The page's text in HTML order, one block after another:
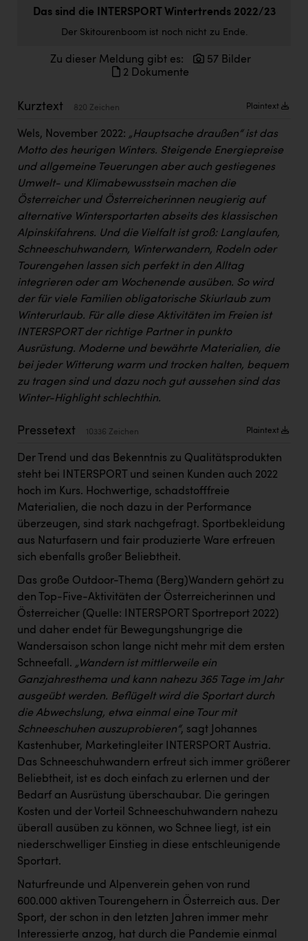
Doppler Gruppe
everfield
Fristads Austria
HIG Infomotion Group
IFE Austria GmbH
Immotech
INTERSPAR
INTERSPORT Austria
Jesolo
Jane Goodall Institute Austria
Kärcher
Karin Liedl
KEBA
KIWI Kinderwunsch Institut Dr. Loimer
Kremsmüller Anlagenbau GmbH
Maximarkt
Oldtimer Raststationen und Motorhotels
Österreichischer Kachelofenverband
Passage Linz
PÜSPÖK
REMAX
RE/MAX Welcome
Resch&Frisch
RUBBLE MASTER
Ruderclub Wels
SCRI - Salzburg Cancer Research Institute
SCHMACHTL GmbH
Schwingshandl - automation technology gmbh
Seher + Partner
Smurfit Westrock Nettingsdorf
TCL
Das sind die INTERSPORT Wintertrends 2022/23
Der Skitourenboom ist noch nicht zu Ende.
Zu dieser Meldung gibt es:
57 Bilder
2 Dokumente
Kurztext 820 Zeichen Plaintext
Wels, November 2022: „Hauptsache draußen“ ist das
Motto des heurigen Winters. Steigende Energiepreise
und allgemeine Teuerungen aber auch gestiegenes
Umwelt- und Klimabewusstsein machen die
Österreicher und Österreicherinnen neugierig auf
alternative Wintersportarten abseits des klassischen
Alpinskifahrens. Und die Vielfalt ist groß: Langlaufen,
Schneeschuhwandern, Winterwandern, Rodeln oder
Tourengehen lassen sich perfekt in den Alltag
integrieren oder am Wochenende ausüben. So wird
der für viele Familien obligatorische Skiurlaub zum
Winterurlaub. Für alle diese Aktivitäten im Freien ist
INTERSPORT der richtige Partner in punkto
Ausrüstung. Moderne und bewährte Materialien, die
bei jeder Witterung warm und trocken halten, bequem
zu tragen sind und dazu noch gut aussehen sind das
Winter-Highlight schlechthin.
Pressetext 10336 Zeichen Plaintext
Der Trend und das Bekenntnis zu Qualitätsprodukten
steht bei INTERSPORT und seinen Kunden auch 2022
hoch im Kurs. Hochwertige, schadstofffreie
Materialien, die noch dazu in der Performance
überzeugen, sind stark nachgefragt. Sportbekleidung
aus Naturfasern und fair produzierte Ware erfreuen
sich ebenfalls großer Beliebtheit.
Das große Outdoor-Thema (Berg)Wandern gehört zu
den Top-Five-Aktivitäten der Österreicherinnen und
Österreicher (Quelle: INTERSPORT Sportreport 2022)
und daher endet für Bewegungshungrige die
Wandersaison schon lange nicht mehr mit dem ersten
Schneefall. „Wandern ist mittlerweile ein
Ganzjahresthema und kann nahezu 365 Tage im Jahr
ausgeübt werden. Beflügelt wird die Sportart durch
die Abwechslung, etwa einmal eine Tour mit
Schneeschuhen auszuprobieren“, sagt Johannes
Kastenhuber, Marketingleiter INTERSPORT Austria.
Das Schneeschuhwandern erfreut sich immer größerer
Beliebtheit, ist es doch einfach zu erlernen und der
Bedarf an Ausrüstung überschaubar. Die geringen
Kosten und der Vorteil Schneeschuhwandern nahezu
überall ausüben zu können, wo Schnee liegt, ist ein
niederschwelliger Einstieg in diese entschleunigende
Sportart.
Naturfreunde und Alpenverein gehen von rund
600.000 aktiven Tourengehern in Österreich aus. Der
Sport, der schon in den letzten Jahren immer mehr
Interessierte anzog, hat durch die Pandemie einmal